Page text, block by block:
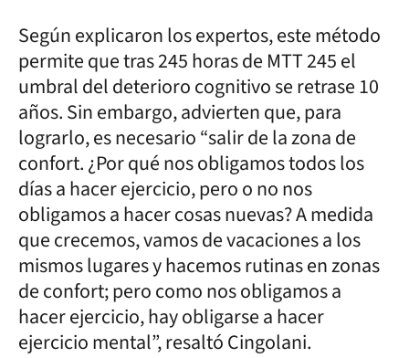
Según explicaron los expertos, este método
permite que tras 245 horas de MTT 245 el
umbral del deterioro cognitivo se retrase 10
años. Sin embargo, advierten que, para
lograrlo, es necesario “salir de la zona de
confort. ¿Por qué nos obligamos todos los
días a hacer ejercicio, pero o no nos
obligamos a hacer cosas nuevas? A medida
que crecemos, vamos de vacaciones a los
mismos lugares y hacemos rutinas en zonas
de confort; pero como nos obligamos a
hacer ejercicio, hay obligarse a hacer
ejercicio mental”, resaltó Cingolani.